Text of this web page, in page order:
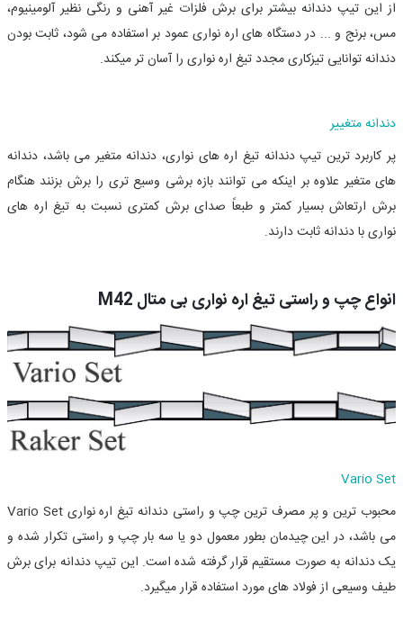
از این تیپ دندانه بیشتر برای برش فلزات غیر آهنی و رنگی نظیر آلومینیوم،
مس، برنج و ... در دستگاه های اره نواری عمود بر استفاده می شود، ثابت بودن
دندانه توانایی تیزکاری مجدد تیغ اره نواری را آسان تر میکند.
دندانه متغییر
پر کاربرد ترین تیپ دندانه تیغ اره های نواری، دندانه متغیر می باشد، دندانه
های متغیر علاوه بر اینکه می توانند بازه برشی وسیع تری را برش بزنند هنگام
برش ارتعاش بسیار کمتر و طبعاً صدای برش کمتری نسبت به تیغ اره های
نواری با دندانه ثابت دارند.
انواع چپ و راستی تیغ اره نواری بی متال M42
Vario Set
محبوب ترین و پر مصرف ترین چپ و راستی دندانه تیغ اره نواریVario Set
می باشد، در این چیدمان بطور معمول دو یا سه بار چپ و راستی تکرار شده و
یک دندانه به صورت مستقیم قرار گرفته شده است. این تیپ دندانه برای برش
طیف وسیعی از فولاد های مورد استفاده قرار میگیرد.